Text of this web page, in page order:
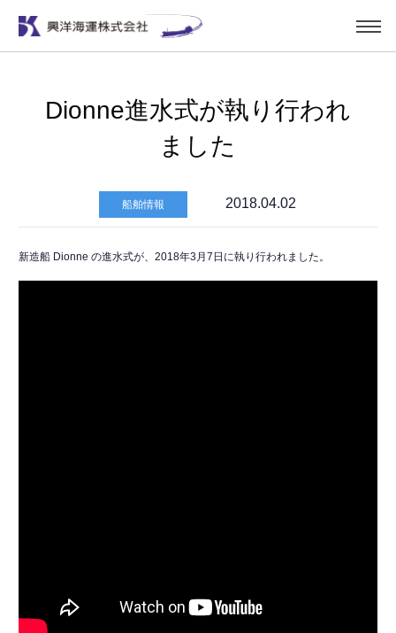
Dionne進水式が執り行われ
ました
船舶情報 2018.04.02
新造船 Dionne の進水式が、2018年3月7日に執り行われました。